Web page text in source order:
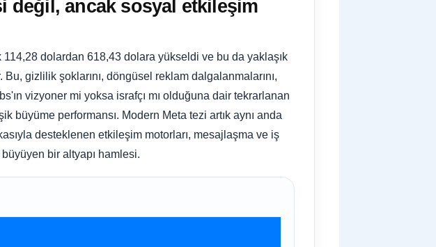
değil, ancak sosyal etkileşim
dolardan 618,43 dolara yükseldi ve bu da yaklaşık
gizlilik şoklarını, döngüsel reklam dalgalanmalarını,
vizyoner mi yoksa israfçı mı olduğuna dair tekrarlanan
büyüme performansı. Modern Meta tezi artık aynı anda
desteklenen etkileşim motorları, mesajlaşma ve iş
bir altyapı hamlesi.